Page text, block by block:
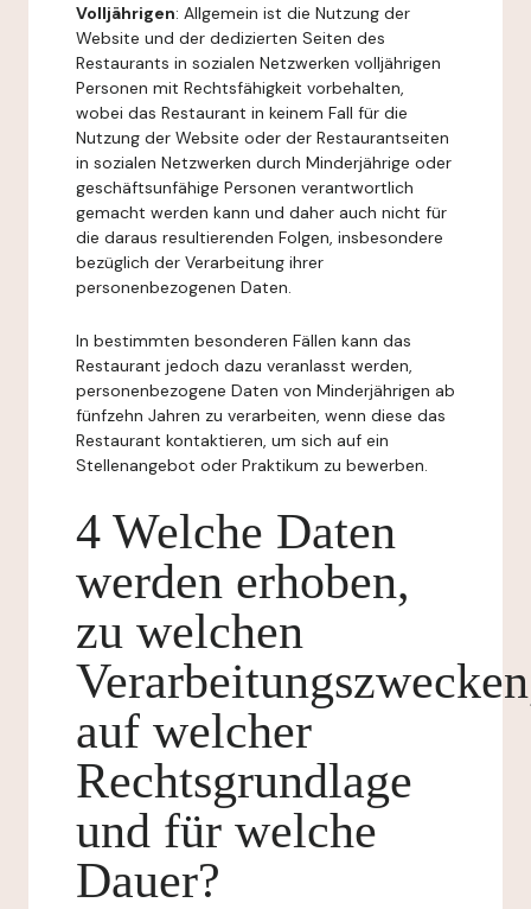
Volljährigen: Allgemein ist die Nutzung der
Website und der dedizierten Seiten des
Restaurants in sozialen Netzwerken volljährigen
Personen mit Rechtsfähigkeit vorbehalten,
wobei das Restaurant in keinem Fall für die
Nutzung der Website oder der Restaurantseiten
in sozialen Netzwerken durch Minderjährige oder
geschäftsunfähige Personen verantwortlich
gemacht werden kann und daher auch nicht für
die daraus resultierenden Folgen, insbesondere
bezüglich der Verarbeitung ihrer
personenbezogenen Daten.
In bestimmten besonderen Fällen kann das
Restaurant jedoch dazu veranlasst werden,
personenbezogene Daten von Minderjährigen ab
fünfzehn Jahren zu verarbeiten, wenn diese das
Restaurant kontaktieren, um sich auf ein
Stellenangebot oder Praktikum zu bewerben.
4 Welche Daten
werden erhoben,
zu welchen
auf welcher
Rechtsgrundlage
und für welche
Dauer?